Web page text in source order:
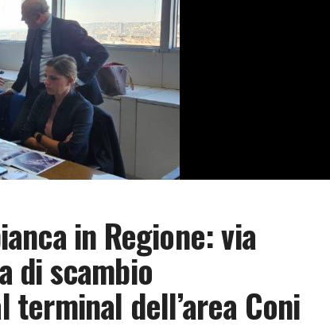
in Regione: via
di scambio
dell’area Coni